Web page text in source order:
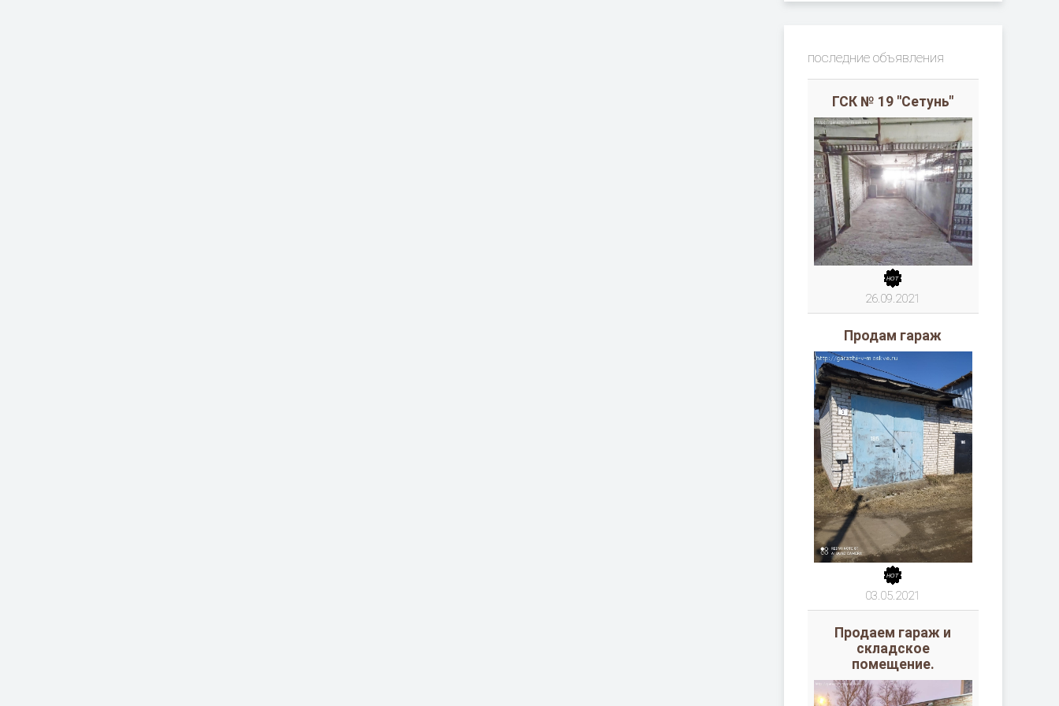
последние объявления
ГСК № 19 "Сетунь"
26.09.2021
Продам гараж
03.05.2021
Продаем гараж и
складское
помещение.